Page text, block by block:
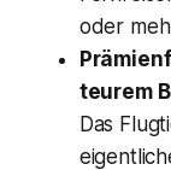
oder
teurem
Das